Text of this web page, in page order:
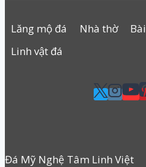
Lăng mộ đá Nhà thờ
Linh vật đá
Đá Mỹ Nghệ Tâm Linh Việt